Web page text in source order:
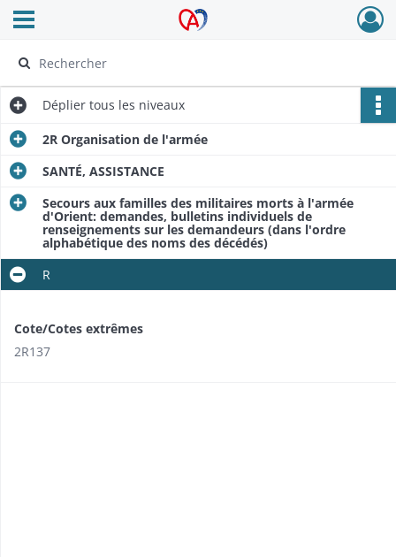
Archives Alsace - Colmar
Ouvrir le menu déroulant
Déplier tous les niveaux
2R Organisation de l'armée
SANTÉ, ASSISTANCE
Secours aux familles des militaires morts à l'armée
d'Orient: demandes, bulletins individuels de
renseignements sur les demandeurs (dans l'ordre
alphabétique des noms des décédés)
R
Cote/Cotes extrêmes
2R137